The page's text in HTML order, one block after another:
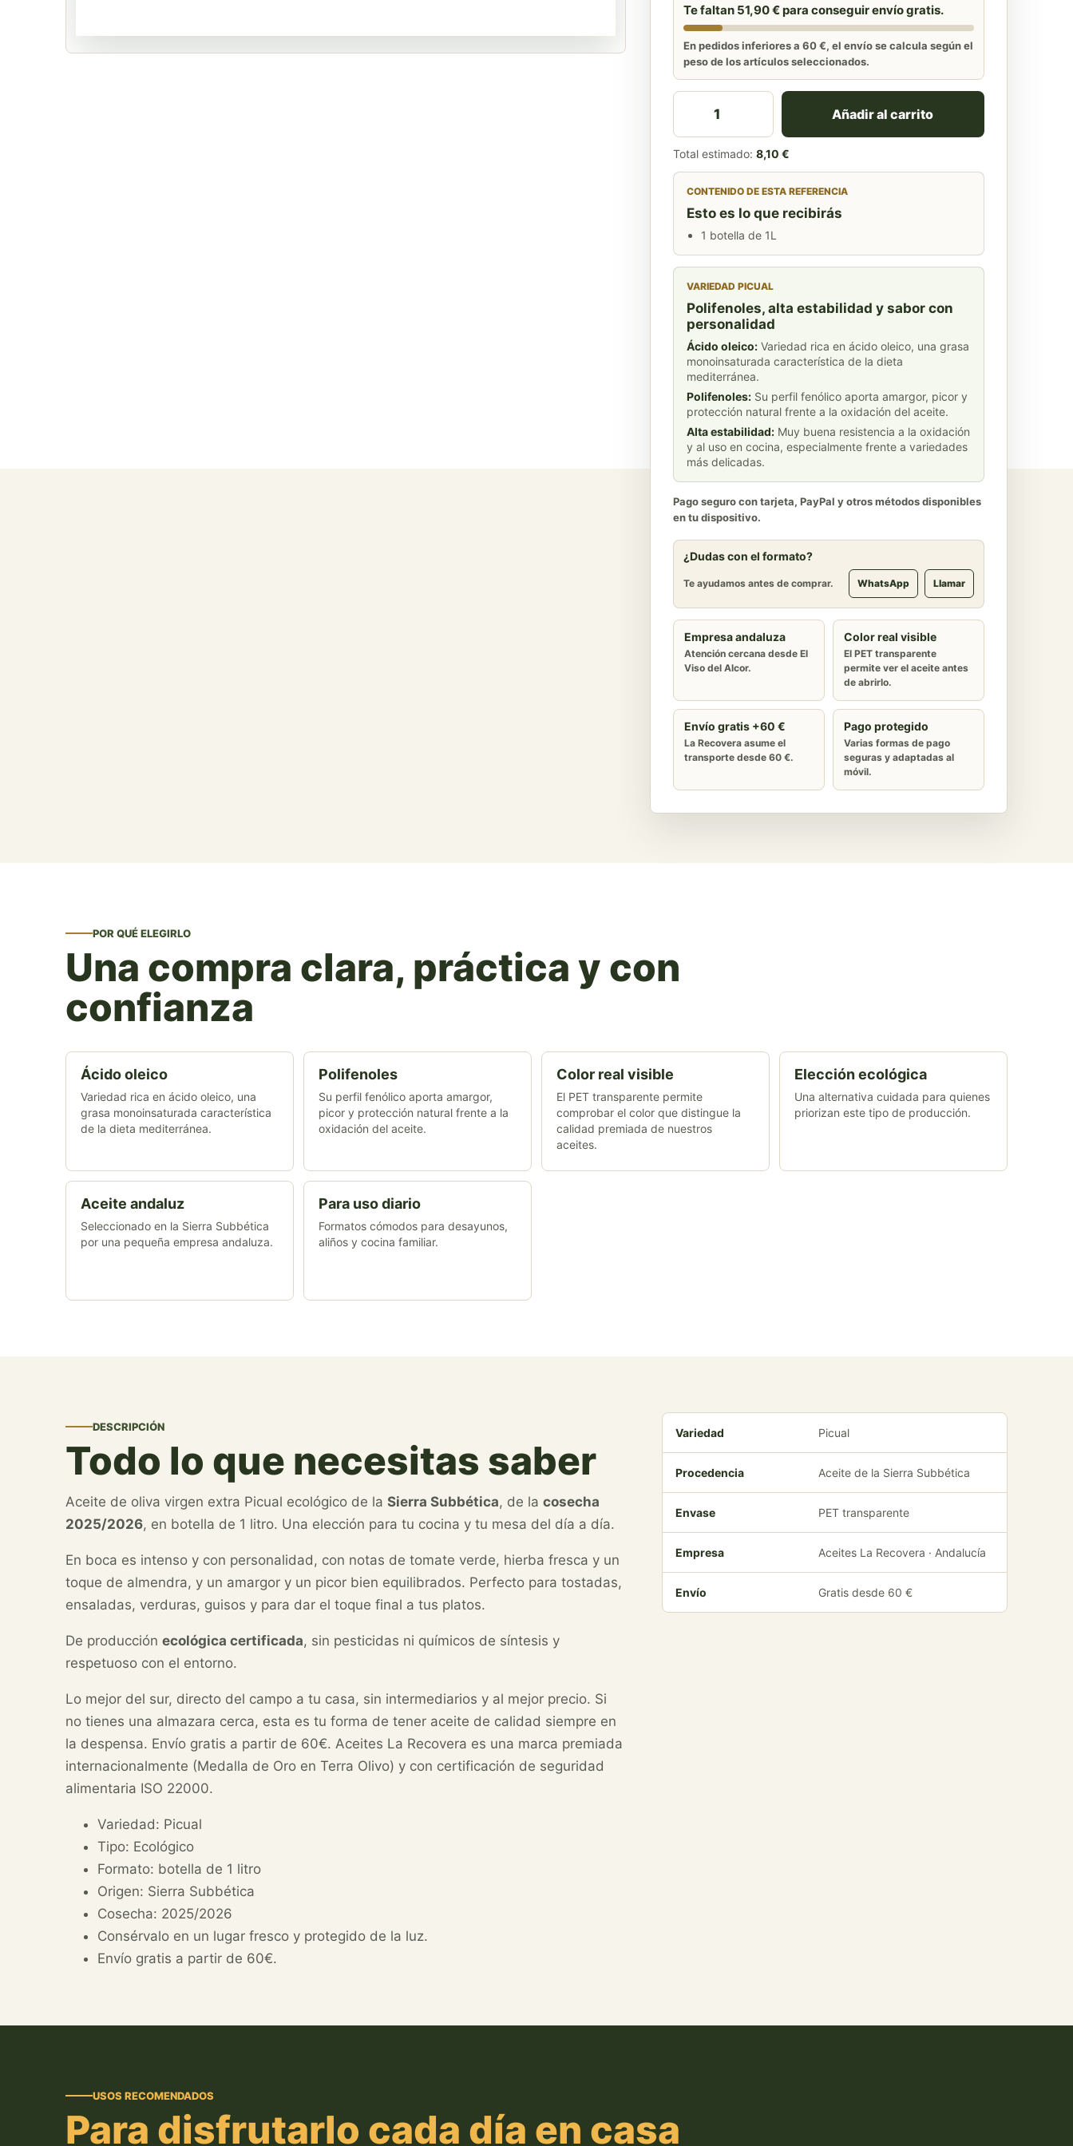
Te faltan 51,90 € para conseguir envío gratis.
En pedidos inferiores a 60 €, el envío se calcula según el
peso de los artículos seleccionados.
Aceite de Oliva Virgen Extra Picual Ecológico 1L – La
Añadir al carrito
Total estimado: 8,10 €
CONTENIDO DE ESTA REFERENCIA
Esto es lo que recibirás
1 botella de 1L
VARIEDAD PICUAL
Polifenoles, alta estabilidad y sabor con
personalidad
Ácido oleico:Variedad rica en ácido oleico, una grasa
monoinsaturada característica de la dieta
mediterránea.
Polifenoles:Su perfil fenólico aporta amargor, picor y
protección natural frente a la oxidación del aceite.
Alta estabilidad:Muy buena resistencia a la oxidación
y al uso en cocina, especialmente frente a variedades
más delicadas.
Pago seguro con tarjeta, PayPal y otros métodos disponibles
en tu dispositivo.
¿Dudas con el formato?
Te ayudamos antes de comprar. WhatsApp Llamar
Empresa andaluza
Atención cercana desde El
Viso del Alcor.
Color real visible
El PET transparente
permite ver el aceite antes
de abrirlo.
Envío gratis +60 €
La Recovera asume el
transporte desde 60 €.
Pago protegido
Varias formas de pago
seguras y adaptadas al
móvil.
POR QUÉ ELEGIRLO
Una compra clara, práctica y con
confianza
Ácido oleico
Variedad rica en ácido oleico, una
grasa monoinsaturada característica
de la dieta mediterránea.
Polifenoles
Su perfil fenólico aporta amargor,
picor y protección natural frente a la
oxidación del aceite.
Color real visible
El PET transparente permite
comprobar el color que distingue la
calidad premiada de nuestros
aceites.
Elección ecológica
Una alternativa cuidada para quienes
priorizan este tipo de producción.
Aceite andaluz
Seleccionado en la Sierra Subbética
por una pequeña empresa andaluza.
Para uso diario
Formatos cómodos para desayunos,
aliños y cocina familiar.
DESCRIPCIÓN
Todo lo que necesitas saber
Aceite de oliva virgen extra Picual ecológico de la Sierra Subbética, de la cosecha
2025/2026, en botella de 1 litro. Una elección para tu cocina y tu mesa del día a día.
En boca es intenso y con personalidad, con notas de tomate verde, hierba fresca y un
toque de almendra, y un amargor y un picor bien equilibrados. Perfecto para tostadas,
ensaladas, verduras, guisos y para dar el toque final a tus platos.
De producción ecológica certificada, sin pesticidas ni químicos de síntesis y
respetuoso con el entorno.
Lo mejor del sur, directo del campo a tu casa, sin intermediarios y al mejor precio. Si
no tienes una almazara cerca, esta es tu forma de tener aceite de calidad siempre en
la despensa. Envío gratis a partir de 60€. Aceites La Recovera es una marca premiada
internacionalmente (Medalla de Oro en Terra Olivo) y con certificación de seguridad
alimentaria ISO 22000.
Variedad: Picual
Tipo: Ecológico
Formato: botella de 1 litro
Origen: Sierra Subbética
Cosecha: 2025/2026
Consérvalo en un lugar fresco y protegido de la luz.
Envío gratis a partir de 60€.
Variedad Picual
Procedencia Aceite de la Sierra Subbética
Envase PET transparente
Empresa Aceites La Recovera · Andalucía
Envío Gratis desde 60 €
USOS RECOMENDADOS
Para disfrutarlo cada día en casa